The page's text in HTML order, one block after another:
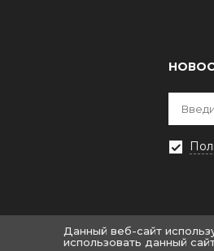
© «Крайт:
Данный веб-сайт
использовать данный